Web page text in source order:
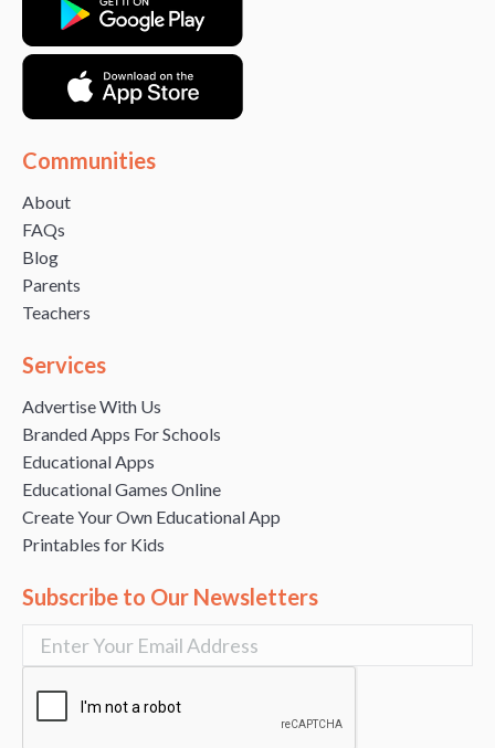
Communities
About
FAQs
Blog
Parents
Teachers
Services
Advertise With Us
Branded Apps For Schools
Educational Apps
Educational Games Online
Create Your Own Educational App
Printables for Kids
Subscribe to Our Newsletters